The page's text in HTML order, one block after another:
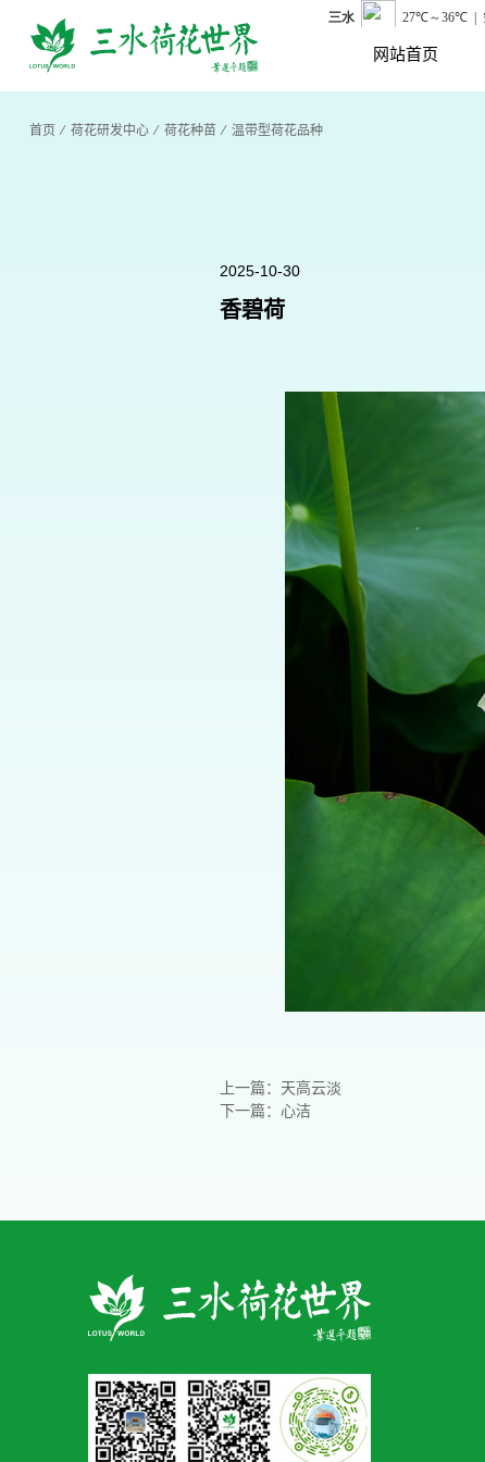
网站首页
首页 ⁄ 荷花研发中心⁄ 荷花种苗 ⁄ 温带型荷花品种
2025-10-30
香碧荷
上一篇：天高云淡
下一篇：心洁